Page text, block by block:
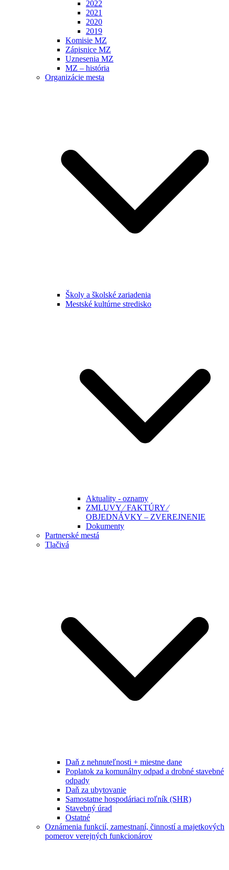
2022
2021
2020
2019
Komisie MZ
Zápisnice MZ
Uznesenia MZ
MZ – história
Organizácie mesta
Školy a školské zariadenia
Mestské kultúrne stredisko
Aktuality - oznamy
ZMLUVY ⁄ FAKTÚRY ⁄
OBJEDNÁVKY – ZVEREJNENIE
Dokumenty
Partnerské mestá
Tlačivá
Daň z nehnuteľnosti + miestne dane
Poplatok za komunálny odpad a drobné stavebné
odpady
Daň za ubytovanie
Samostatne hospodáriaci roľník (SHR)
Stavebný úrad
Ostatné
Oznámenia funkcií, zamestnaní, činností a majetkových
pomerov verejných funkcionárov